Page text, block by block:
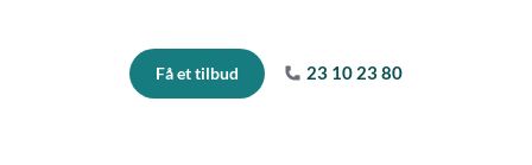
Få et tilbud 23 10 23 80